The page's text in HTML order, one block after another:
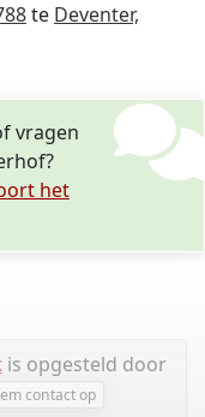
te Deventer,
vragen
het
is opgesteld door
contact op